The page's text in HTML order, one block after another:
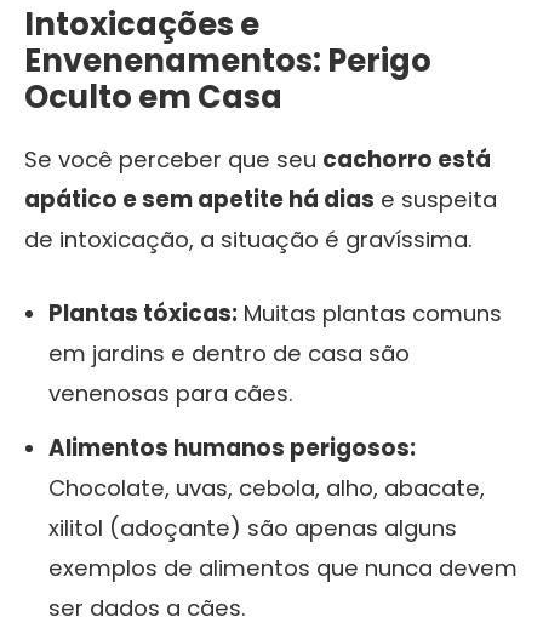
Intoxicações e
Envenenamentos: Perigo
Oculto em Casa
Se você perceber que seu cachorro está
apático e sem apetite há dias e suspeita
de intoxicação, a situação é gravíssima.
Plantas tóxicas: Muitas plantas comuns
em jardins e dentro de casa são
venenosas para cães.
Alimentos humanos perigosos:
Chocolate, uvas, cebola, alho, abacate,
xilitol (adoçante) são apenas alguns
exemplos de alimentos que nunca devem
ser dados a cães.